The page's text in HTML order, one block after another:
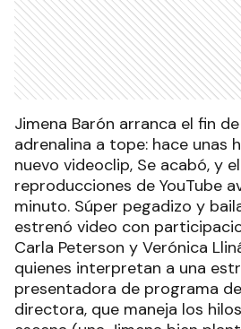
Jimena Barón arranca el fin
adrenalina a tope: hace unas
nuevo videoclip, Se acabó, y
reproducciones de YouTube
minuto. Súper pegadizo y
estrenó video con
Carla Peterson y Verónica
quienes interpretan a una
presentadora de programa
directora, que maneja los